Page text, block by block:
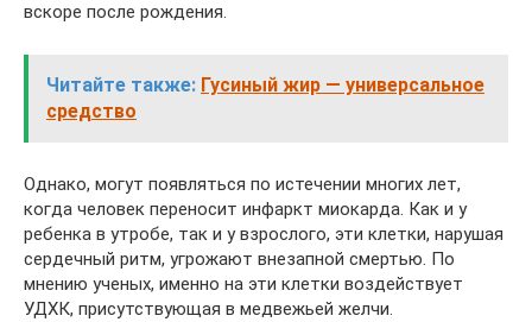
вскоре после рождения.
Читайте также: Гусиный жир — универсальное
средство
Однако, могут появляться по истечении многих лет,
когда человек переносит инфаркт миокарда. Как и у
ребенка в утробе, так и у взрослого, эти клетки, нарушая
сердечный ритм, угрожают внезапной смертью. По
мнению ученых, именно на эти клетки воздействует
УДХК, присутствующая в медвежьей желчи.